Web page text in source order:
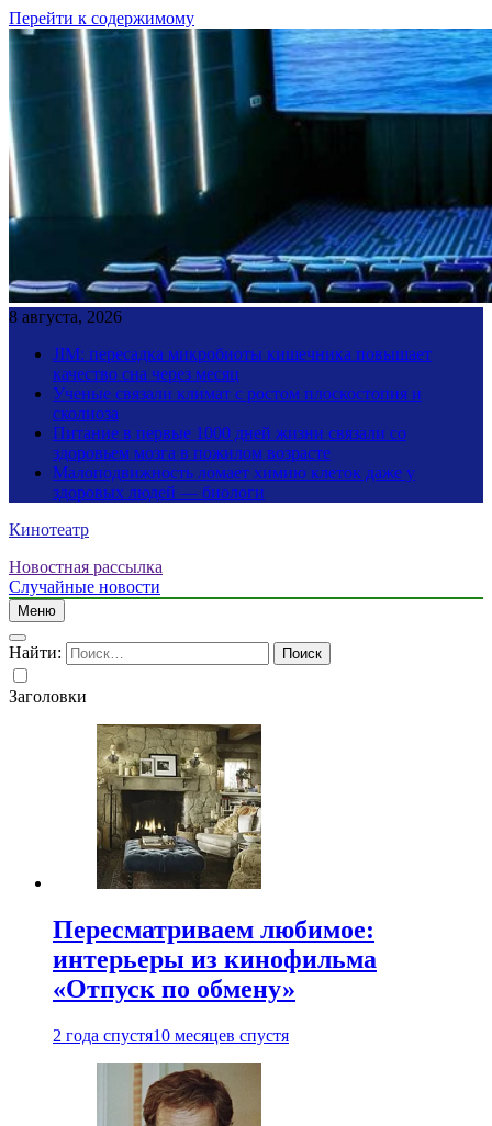
Перейти к содержимому
8 августа, 2026
JIM: пересадка микробиоты кишечника повышает
качество сна через месяц
Ученые связали климат с ростом плоскостопия и
сколиоза
Питание в первые 1000 дней жизни связали со
здоровьем мозга в пожилом возрасте
Малоподвижность ломает химию клеток даже у
здоровых людей — биологи
Кинотеатр
Новостная рассылка
Случайные новости
Меню
Найти:
Заголовки
Пересматриваем любимое:
интерьеры из кинофильма
«Отпуск по обмену»
2 года спустя10 месяцев спустя